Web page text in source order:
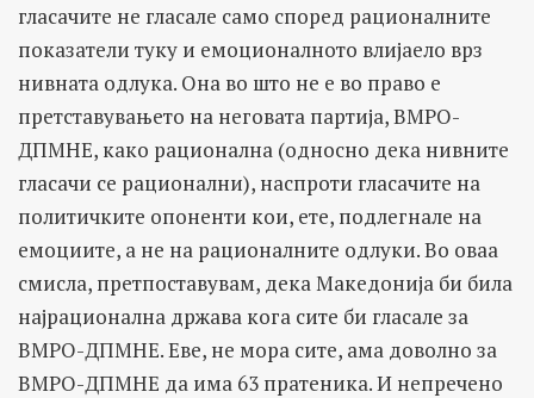
гласачите не гласале само според рационалните
показатели туку и емоционалното влијаело врз
нивната одлука. Она во што не е во право е
претставувањето на неговата партија, ВМРО-
ДПМНЕ, како рационална (односно дека нивните
гласачи се рационални), наспроти гласачите на
политичките опоненти кои, ете, подлегнале на
емоциите, а не на рационалните одлуки. Во оваа
смисла, претпоставувам, дека Македонија би била
најрационална држава кога сите би гласале за
ВМРО-ДПМНЕ. Еве, не мора сите, ама доволно за
ВМРО-ДПМНЕ да има 63 пратеника. И непречено